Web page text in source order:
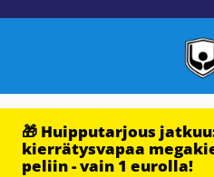
🎁 Huipputarjous
kierrätysvapaa
peliin - vain 1 eurolla!